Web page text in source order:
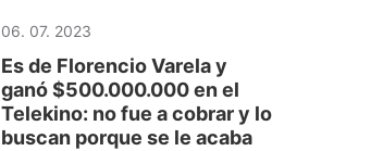
06. 07. 2023
Es de Florencio Varela y
ganó $500.000.000 en el
Telekino: no fue a cobrar y lo
buscan porque se le acaba